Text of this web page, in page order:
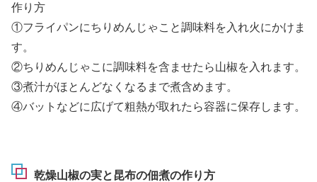
作り方
①フライパンにちりめんじゃこと調味料を入れ火にかけま
す。
②ちりめんじゃこに調味料を含ませたら山椒を入れます。
③煮汁がほとんどなくなるまで煮含めます。
④バットなどに広げて粗熱が取れたら容器に保存します。
乾燥山椒の実と昆布の佃煮の作り方